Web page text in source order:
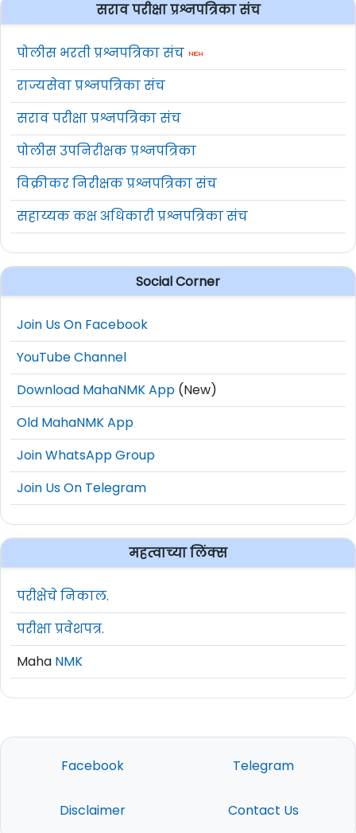
सराव परीक्षा प्रश्नपत्रिका संच
पोलीस भरती प्रश्नपत्रिका संच
राज्यसेवा प्रश्नपत्रिका संच
सराव परीक्षा प्रश्नपत्रिका संच
पोलीस उपनिरीक्षक प्रश्नपत्रिका
विक्रीकर निरीक्षक प्रश्नपत्रिका संच
सहाय्यक कक्ष अधिकारी प्रश्नपत्रिका संच
Social Corner
Join Us On Facebook
YouTube Channel
Download MahaNMK App (New)
Old MahaNMK App
Join WhatsApp Group
Join Us On Telegram
महत्वाच्या लिंक्स
परीक्षेचे निकाल.
परीक्षा प्रवेशपत्र.
Maha NMK
Facebook Telegram
Disclaimer Contact Us